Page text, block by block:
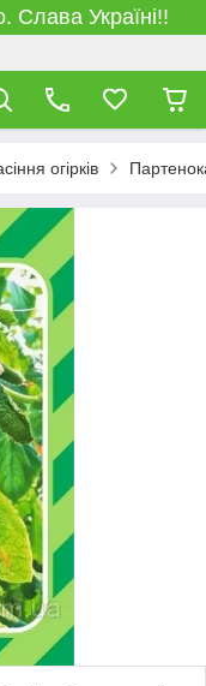
Слава Україні!!
огірків